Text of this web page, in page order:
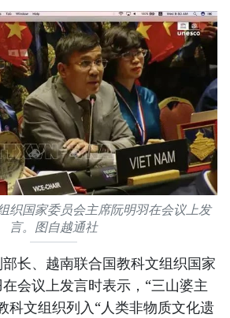
织国家委员会主席阮明羽在会议上发
言。图自越通社
长、越南联合国教科文组织国家
会议上发言时表示，“三山婆主
科文组织列入“人类非物质文化遗